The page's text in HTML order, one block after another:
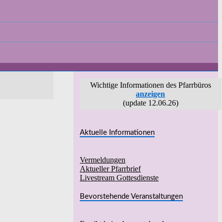
Wichtige Informationen des Pfarrbüros
anzeigen
(update 12.06.26)
Aktuelle Informationen
Vermeldungen
Aktueller Pfarrbrief
Livestream Gottesdienste
Bevorstehende Veranstaltungen